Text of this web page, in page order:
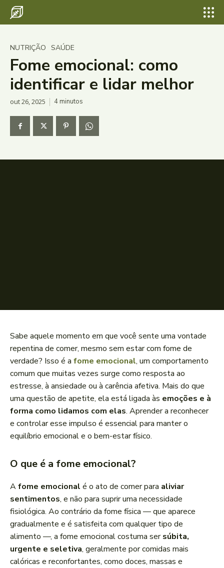
NUTRIÇÃO SAÚDE
Fome emocional: como
identificar e lidar melhor
out 26, 2025 4minutos
Sabe aquele momento em que você sente uma vontade
repentina de comer, mesmo sem estar com fome de
verdade? Isso é a fome emocional, um comportamento
comum que muitas vezes surge como resposta ao
estresse, à ansiedade ou à carência afetiva. Mais do que
uma questão de apetite, ela está ligada às emoções e à
forma como lidamos com elas. Aprender a reconhecer
e controlar esse impulso é essencial para manter o
equilíbrio emocional e o bem-estar físico.
O que é a fome emocional?
Afome emocional é o ato de comer para aliviar
sentimentos, e não para suprir uma necessidade
fisiológica. Ao contrário da fome física — que aparece
gradualmente e é satisfeita com qualquer tipo de
alimento —, a fome emocional costuma sersúbita,
urgente e seletiva, geralmente por comidas mais
calóricas e reconfortantes, como doces, massas e